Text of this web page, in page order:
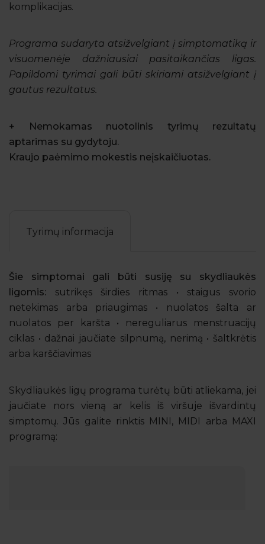
komplikacijas.
Programa sudaryta atsižvelgiant į simptomatiką ir
visuomenėje dažniausiai pasitaikančias ligas.
Papildomi tyrimai gali būti skiriami atsižvelgiant į
gautus rezultatus.
+ Nemokamas nuotolinis tyrimų rezultatų
aptarimas su gydytoju.
Kraujo paėmimo mokestis neįskaičiuotas.
Tyrimų informacija
Šie simptomai gali būti susiję su skydliaukės
ligomis: sutrikęs širdies ritmas • staigus svorio
netekimas arba priaugimas • nuolatos šalta ar
nuolatos per karšta • nereguliarus menstruacijų
ciklas • dažnai jaučiate silpnumą, nerimą • šaltkrėtis
arba karščiavimas
Skydliaukės ligų programa turėtų būti atliekama, jei
jaučiate nors vieną ar kelis iš viršuje išvardintų
simptomų. Jūs galite rinktis MINI, MIDI arba MAXI
programą: